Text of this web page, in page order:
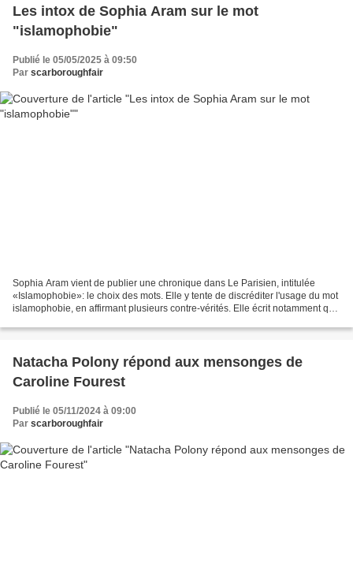
Les intox de Sophia Aram sur le mot
"islamophobie"
Publié le 05/05/2025 à 09:50
Par scarboroughfair
Sophia Aram vient de publier une chronique dans Le Parisien, intitulée
«Islamophobie»: le choix des mots. Elle y tente de discréditer l'usage du mot
islamophobie, en affirmant plusieurs contre-vérités. Elle écrit notamment que
Natacha Polony répond aux mensonges de
Caroline Fourest
Publié le 05/11/2024 à 09:00
Par scarboroughfair